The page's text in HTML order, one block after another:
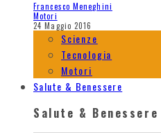
Francesco Meneghini
Motori
24 Maggio 2016
Scienze
Tecnologia
Motori
Salute & Benessere
Salute & Benessere